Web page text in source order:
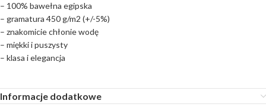
– 100% bawełna egipska
– gramatura 450 g/m2 (+/-5%)
– znakomicie chłonie wodę
– miękki i puszysty
– klasa i elegancja
Informacje dodatkowe